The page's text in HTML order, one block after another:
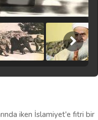
iken İslamiyet'e fıtri bir